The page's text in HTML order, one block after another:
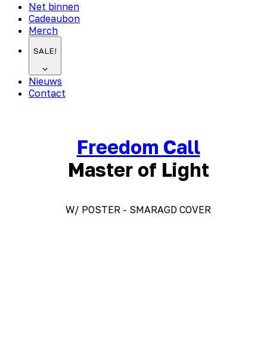
Net binnen
Cadeaubon
Merch
SALE!
Nieuws
Contact
Freedom Call
Master of Light
W/ POSTER - SMARAGD COVER